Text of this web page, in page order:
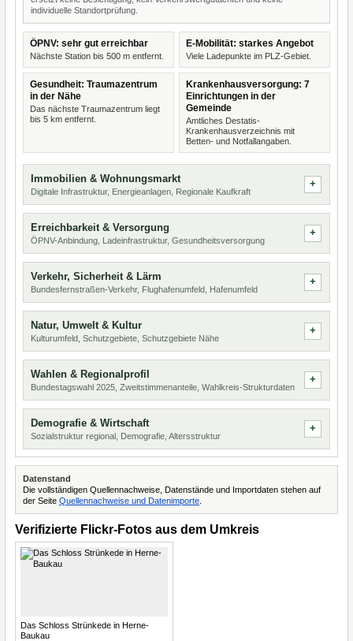
individuelle Standortprüfung.
ÖPNV: sehr gut erreichbar
Nächste Station bis 500 m entfernt.
E-Mobilität: starkes Angebot
Viele Ladepunkte im PLZ-Gebiet.
Gesundheit: Traumazentrum
in der Nähe
Das nächste Traumazentrum liegt
bis 5 km entfernt.
Krankenhausversorgung: 7
Einrichtungen in der
Gemeinde
Amtliches Destatis-
Krankenhausverzeichnis mit
Betten- und Notfallangaben.
Immobilien & Wohnungsmarkt
Digitale Infrastruktur, Energieanlagen, Regionale Kaufkraft
Erreichbarkeit & Versorgung
ÖPNV-Anbindung, Ladeinfrastruktur, Gesundheitsversorgung
Verkehr, Sicherheit & Lärm
Bundesfernstraßen-Verkehr, Flughafenumfeld, Hafenumfeld
Natur, Umwelt & Kultur
Kulturumfeld, Schutzgebiete, Schutzgebiete Nähe
Wahlen & Regionalprofil
Bundestagswahl 2025, Zweitstimmenanteile, Wahlkreis-Strukturdaten
Demografie & Wirtschaft
Sozialstruktur regional, Demografie, Altersstruktur
Datenstand
Die vollständigen Quellennachweise, Datenstände und Importdaten stehen auf
der Seite Quellennachweise und Datenimporte
Verifizierte Flickr-Fotos aus dem Umkreis
Das Schloss Strünkede in Herne-
Baukau